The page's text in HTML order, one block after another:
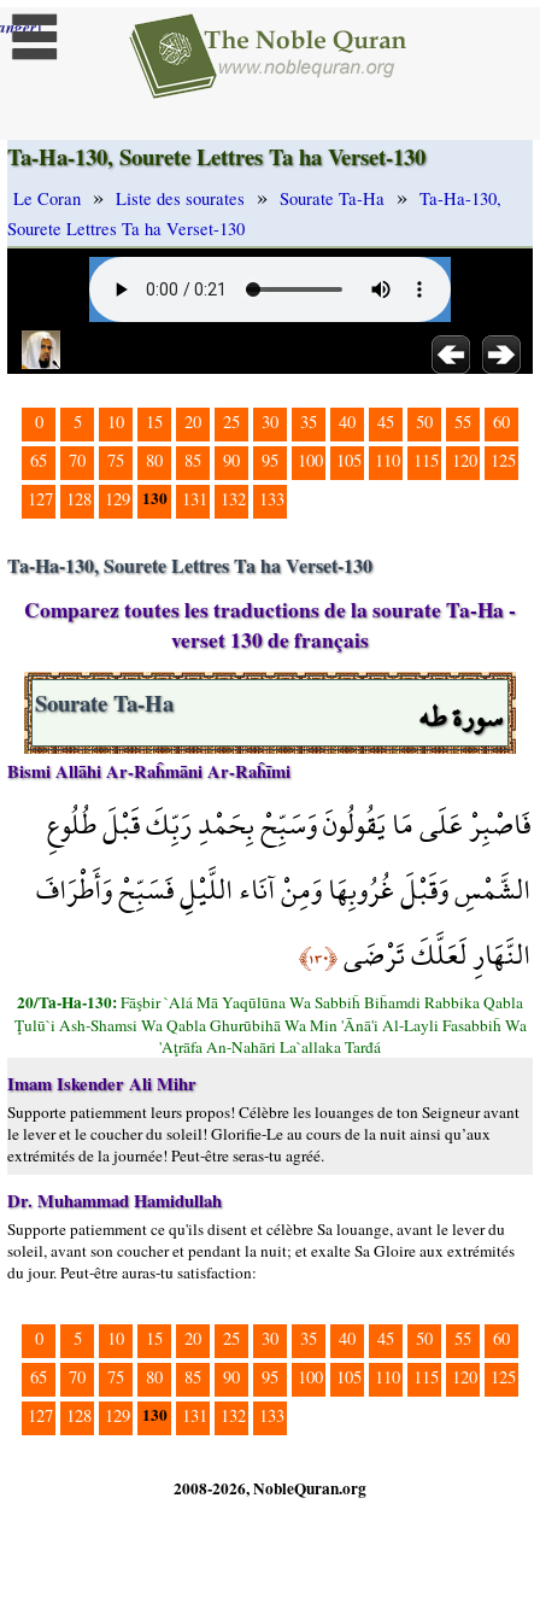
]
Ta-Ha-130, Sourete Lettres Ta ha Verset-130
Le Coran » Liste des sourates » Sourate Ta-Ha » Ta-Ha-130,
Sourete Lettres Ta ha Verset-130
0 5 10 15 20 25 30 35 40 45 50 55
60
65
70 75 80 85 90 95 100 105 110 115 120
125
127
128 129 130 131 132 133
Ta-Ha-130, Sourete Lettres Ta ha Verset-130
Comparez toutes les traductions de la sourate Ta-Ha -
verset 130 de français
سورة طه Sourate Ta-Ha
Bismi Allāhi Ar-Raĥmāni Ar-Raĥīmi
فَاصْبِرْ عَلَى مَا يَقُولُونَ وَسَبِّحْ بِحَمْدِ رَبِّكَ قَبْلَ طُلُوعِ
الشَّمْسِ وَقَبْلَ غُرُوبِهَا وَمِنْ آنَاء اللَّيْلِ فَسَبِّحْ وَأَطْرَافَ
النَّهَارِ لَعَلَّكَ تَرْضَى﴿١٣٠﴾
20/Ta-Ha-130:Fāşbir `Alá Mā Yaqūlūna Wa Sabbiĥ Biĥamdi Rabbika Qabla
Ţulū`i Ash-Shamsi Wa Qabla Ghurūbihā Wa Min 'Ānā'i Al-Layli Fasabbiĥ Wa
'Aţrāfa An-Nahāri La`allaka Tarđá
Imam Iskender Ali Mihr
Supporte patiemment leurs propos! Célèbre les louanges de ton Seigneur avant
le lever et le coucher du soleil! Glorifie-Le au cours de la nuit ainsi qu’aux
extrémités de la journée! Peut-être seras-tu agréé.
Dr. Muhammad Hamidullah
Supporte patiemment ce qu'ils disent et célèbre Sa louange, avant le lever du
soleil, avant son coucher et pendant la nuit; et exalte Sa Gloire aux extrémités
du jour. Peut-être auras-tu satisfaction:
0 5 10 15 20 25 30 35 40 45 50 55
60
65
70 75 80 85 90 95 100 105 110 115 120
125
127
128 129 130 131 132 133
2008-2026, NobleQuran.org